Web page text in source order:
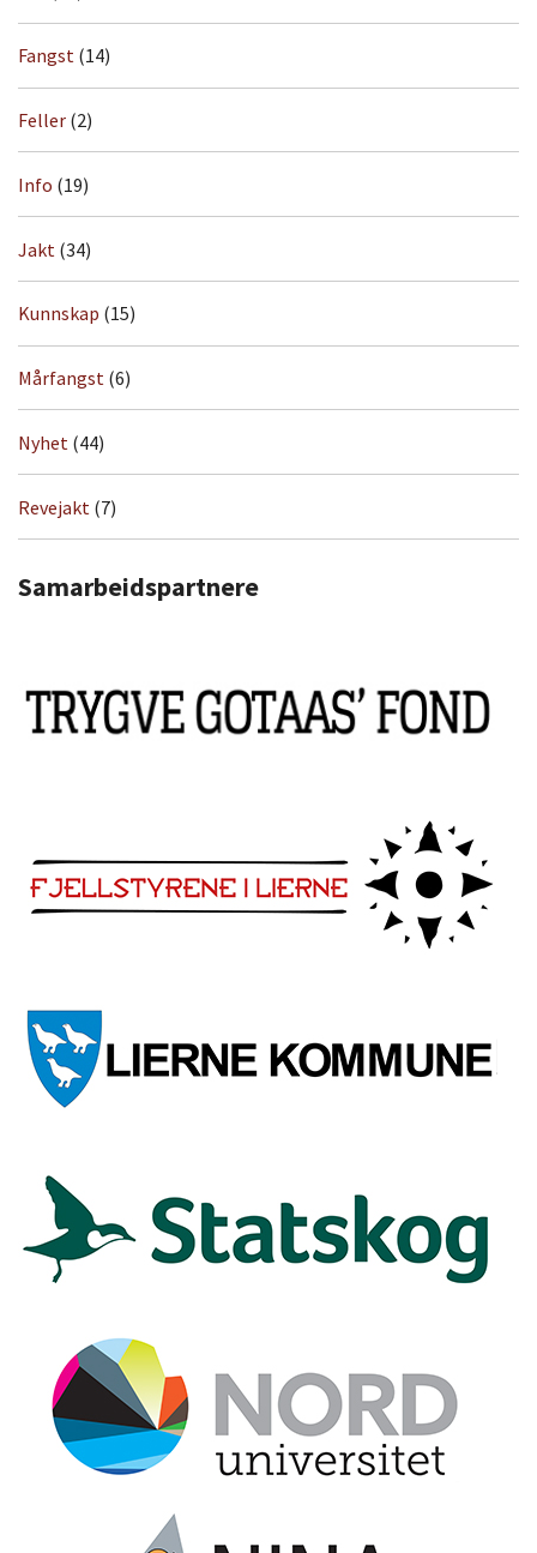
Fangst (14)
Feller (2)
Info (19)
Jakt (34)
Kunnskap (15)
Mårfangst (6)
Nyhet (44)
Revejakt (7)
Samarbeidspartnere